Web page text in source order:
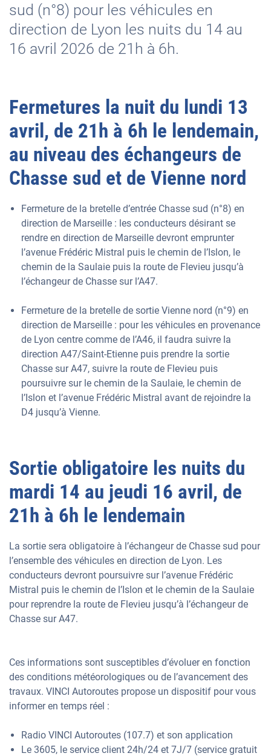
sud (n°8) pour les véhicules en
direction de Lyon les nuits du 14 au
16 avril 2026 de 21h à 6h.
Fermetures la nuit du lundi 13
avril, de 21h à 6h le lendemain,
au niveau des échangeurs de
Chasse sud et de Vienne nord
Fermeture de la bretelle d’entrée Chasse sud (n°8) en
direction de Marseille : les conducteurs désirant se
rendre en direction de Marseille devront emprunter
l’avenue Frédéric Mistral puis le chemin de l’Islon, le
chemin de la Saulaie puis la route de Flevieu jusqu’à
l’échangeur de Chasse sur l’A47.
Fermeture de la bretelle de sortie Vienne nord (n°9) en
direction de Marseille : pour les véhicules en provenance
de Lyon centre comme de l’A46, il faudra suivre la
direction A47/Saint-Etienne puis prendre la sortie
Chasse sur A47, suivre la route de Flevieu puis
poursuivre sur le chemin de la Saulaie, le chemin de
l’Islon et l’avenue Frédéric Mistral avant de rejoindre la
D4 jusqu’à Vienne.
Sortie obligatoire les nuits du
mardi 14 au jeudi 16 avril, de
21h à 6h le lendemain
La sortie sera obligatoire à l’échangeur de Chasse sud pour
l’ensemble des véhicules en direction de Lyon. Les
conducteurs devront poursuivre sur l’avenue Frédéric
Mistral puis le chemin de l’Islon et le chemin de la Saulaie
pour reprendre la route de Flevieu jusqu’à l’échangeur de
Chasse sur A47.
Ces informations sont susceptibles d’évoluer en fonction
des conditions météorologiques ou de l’avancement des
travaux. VINCI Autoroutes propose un dispositif pour vous
informer en temps réel :
Radio VINCI Autoroutes (107.7) et son application
Le 3605, le service client 24h/24 et 7J/7 (service gratuit